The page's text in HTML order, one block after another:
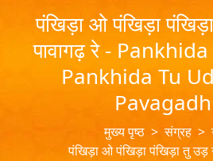
पंखिड़ा ओ पंखिड़ा
पावागढ़ रे -
Pankhida Tu
मुख्य पृष्ठ > संग्रह >
पंखिड़ा ओ पंखिड़ा पंखिड़ा तु उड़